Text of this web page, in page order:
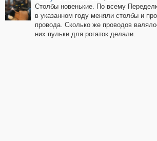
Столбы новенькие. По всему
в указанном году меняли столбы и
провода. Сколько же проводов
них пульки для рогаток делали.